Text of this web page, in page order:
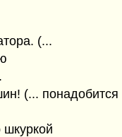
(...
(... понадобится